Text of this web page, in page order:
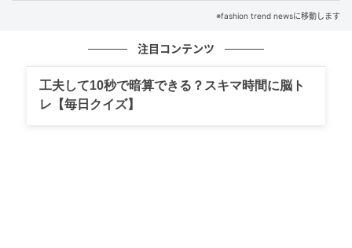
※fashion trend newsに移動します
注目コンテンツ
工夫して10秒で暗算できる？スキマ時間に脳ト
レ【毎日クイズ】